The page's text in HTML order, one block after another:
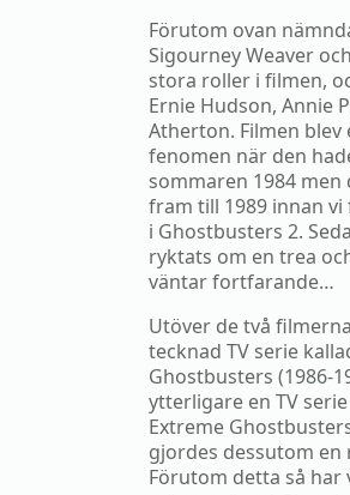
Förutom ovan
Sigourney Weaver
stora roller i filmen,
Ernie Hudson, Annie
Atherton. Filmen
fenomen när den
sommaren 1984 men
fram till 1989 innan
i Ghostbusters 2.
ryktats om en trea
väntar fortfarande…
Utöver de två
tecknad TV serie
Ghostbusters (1986-
ytterligare en TV
Extreme
gjordes dessutom
Förutom detta så har